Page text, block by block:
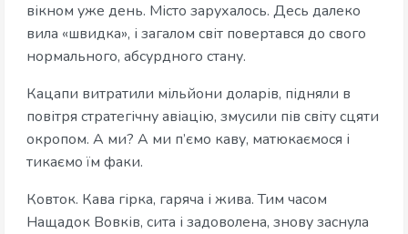
вікном уже день. Місто зарухалось. Десь далеко
вила «швидка», і загалом світ повертався до свого
нормального, абсурдного стану.
Кацапи витратили мільйони доларів, підняли в
повітря стратегічну авіацію, змусили пів світу сцяти
окропом. А ми? А ми п’ємо каву, матюкаємося і
тикаємо їм факи.
Ковток. Кава гірка, гаряча і жива. Тим часом
Нащадок Вовків, сита і задоволена, знову заснула